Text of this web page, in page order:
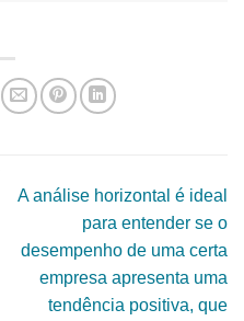
A análise horizontal é ideal
para entender se o
desempenho de uma certa
empresa apresenta uma
tendência positiva, que